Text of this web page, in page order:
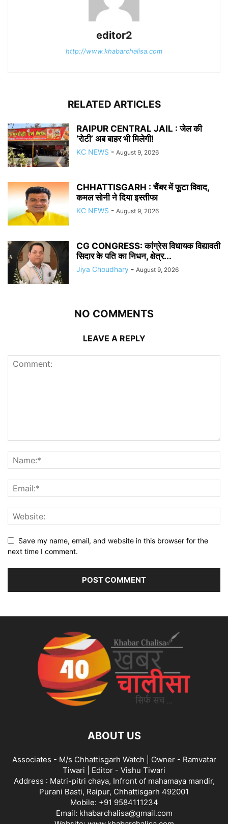
editor2
http://www.khabarchalisa.com
RELATED ARTICLES
RAIPUR CENTRAL JAIL : जेल की
‘रोटी’ अब बाहर भी मिलेगी!
KC NEWS - August 9, 2026
CHHATTISGARH : चैंबर में फूटा विवाद,
कमल सोनी ने दिया इस्तीफा
KC NEWS - August 9, 2026
CG CONGRESS: कांग्रेस विधायक विद्यावती
सिदार के पति का निधन, क्षेत्र...
Jiya Choudhary - August 9, 2026
NO COMMENTS
LEAVE A REPLY
Save my name, email, and website in this browser for the
next time I comment.
ABOUT US
Associates - M/s Chhattisgarh Watch | Owner - Ramvatar
Tiwari | Editor - Vishu Tiwari
Address : Matri-pitri chaya, Infront of mahamaya mandir,
Purani Basti, Raipur, Chhattisgarh 492001
Mobile: +91 9584111234
Email: khabarchalisa@gmail.com